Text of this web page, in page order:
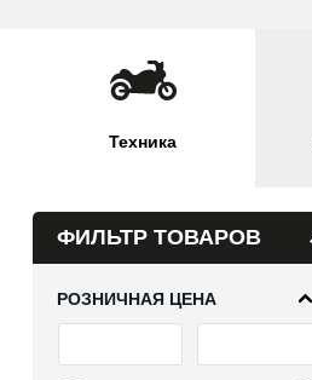
Техника
ФИЛЬТР ТОВАРОВ
РОЗНИЧНАЯ ЦЕНА